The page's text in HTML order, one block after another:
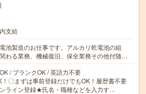
支給
池製造のお仕事です。アルカリ乾電池の組
わる業務、機械復旧、保全業務その他付随…
/ ブランクOK / 英語力不要
〇まずは事前登録だけでもOK！履歴書不要
ライン登録★氏名・職種などを入力す…